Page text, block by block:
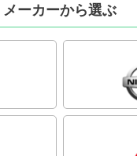
メーカーから選ぶ